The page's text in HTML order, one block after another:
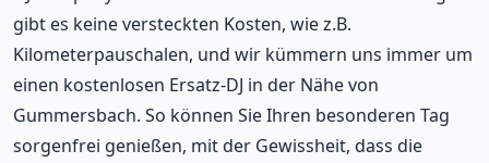
gibt es keine versteckten Kosten, wie z.B.
Kilometerpauschalen, und wir kümmern uns immer um
einen kostenlosen Ersatz-DJ in der Nähe von
Gummersbach. So können Sie Ihren besonderen Tag
sorgenfrei genießen, mit der Gewissheit, dass die